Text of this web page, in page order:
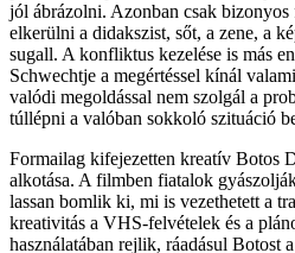
jól ábrázolni. Azonban csak
elkerülni a didakszist, sőt, a zene, a
sugall. A konfliktus kezelése is más
Schwechtje a megértéssel kínál
valódi megoldással nem szolgál a
túllépni a valóban sokkoló szituáció
Formailag kifejezetten kreatív Botos
alkotása. A filmben fiatalok
lassan bomlik ki, mi is vezethetett a
kreativitás a VHS-felvételek és a
használatában rejlik, ráadásul Botost